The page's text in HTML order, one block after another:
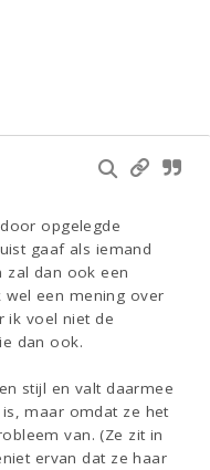
opgelegde
gaaf als iemand
zal dan ook een
wel een mening over
ik voel niet de
dan ook.
stijl en valt daarmee
maar omdat ze het
van. (Ze zit in
ervan dat ze haar